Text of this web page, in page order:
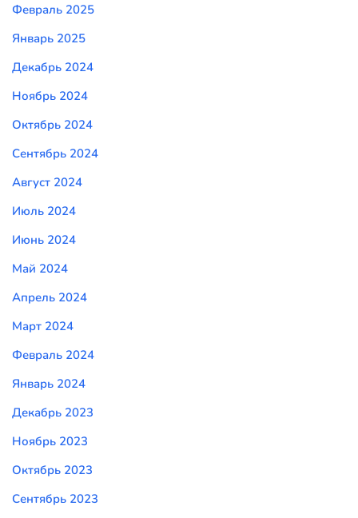
Февраль 2025
Январь 2025
Декабрь 2024
Ноябрь 2024
Октябрь 2024
Сентябрь 2024
Август 2024
Июль 2024
Июнь 2024
Май 2024
Апрель 2024
Март 2024
Февраль 2024
Январь 2024
Декабрь 2023
Ноябрь 2023
Октябрь 2023
Сентябрь 2023